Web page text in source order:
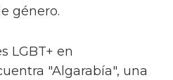
género.
LGBT+ en
"Algarabía", una